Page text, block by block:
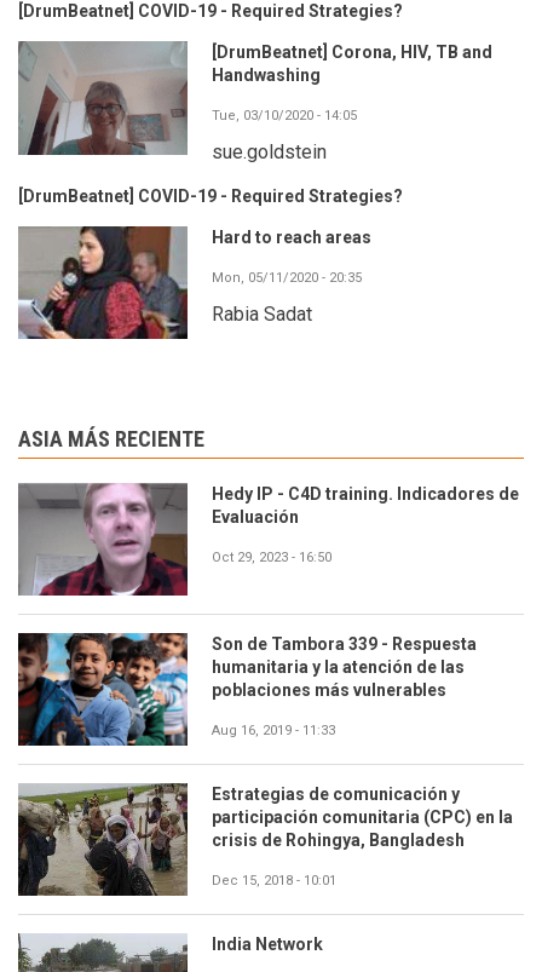
[DrumBeatnet] COVID-19 - Required Strategies?
[DrumBeatnet] Corona, HIV, TB and
Handwashing
Tue, 03/10/2020 - 14:05
sue.goldstein
[DrumBeatnet] COVID-19 - Required Strategies?
Hard to reach areas
Mon, 05/11/2020 - 20:35
Rabia Sadat
ASIA MÁS RECIENTE
Hedy IP - C4D training. Indicadores de
Evaluación
Oct 29, 2023 - 16:50
Son de Tambora 339 - Respuesta
humanitaria y la atención de las
poblaciones más vulnerables
Aug 16, 2019 - 11:33
Estrategias de comunicación y
participación comunitaria (CPC) en la
crisis de Rohingya, Bangladesh
Dec 15, 2018 - 10:01
India Network